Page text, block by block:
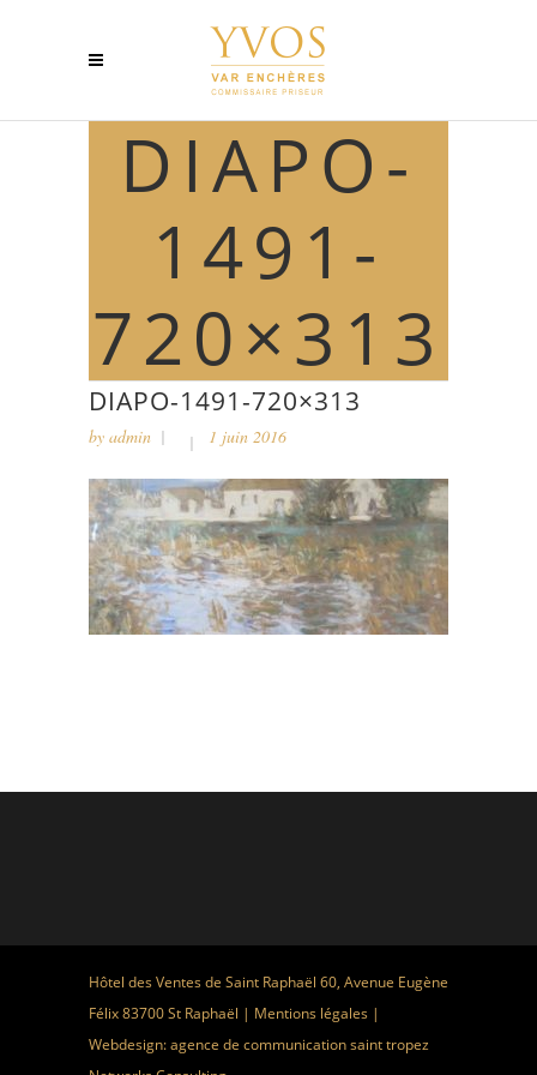
DIAPO-
1491-
720×313
DIAPO-1491-720×313
by admin 1 juin 2016
Hôtel des Ventes de Saint Raphaël 60, Avenue Eugène
Félix 83700 St Raphaël | Mentions légales |
Webdesign:agence de communication saint tropez